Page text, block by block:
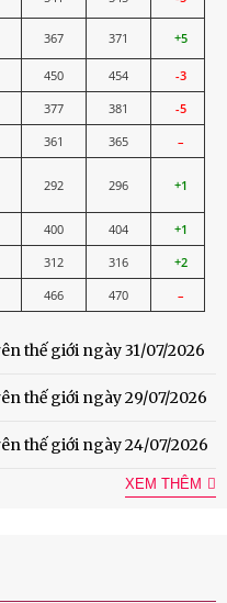
367 371 +5
450 454
-3
377 381 -5
361 365 –
292 296 +1
400 404
+1
312 316
+2
466 470 –
thế giới ngày 31/07/2026
thế giới ngày 29/07/2026
thế giới ngày 24/07/2026
XEM THÊM